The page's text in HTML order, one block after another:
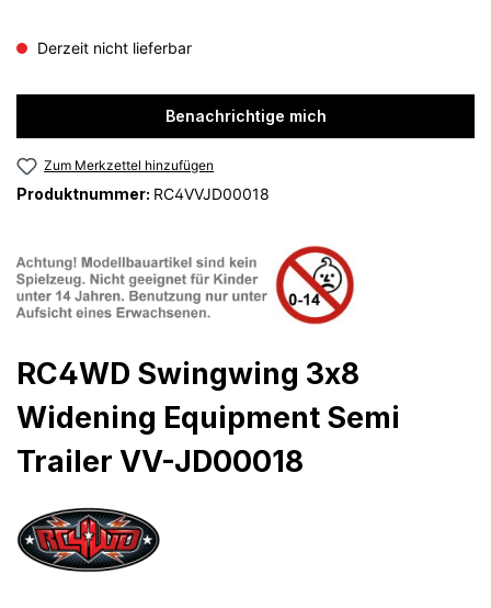
Derzeit nicht lieferbar
Benachrichtige mich
Zum Merkzettel hinzufügen
Produktnummer: RC4VVJD00018
RC4WD Swingwing 3x8
Widening Equipment Semi
Trailer VV-JD00018